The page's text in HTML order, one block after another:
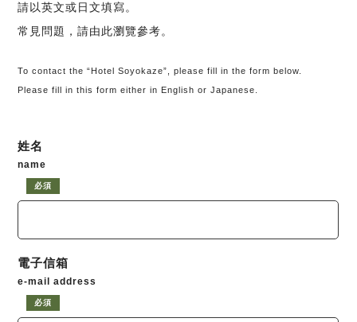
請以英文或日文填寫。
常見問題，請由此瀏覽參考。
To contact the “Hotel Soyokaze”, please fill in the form below.
Please fill in this form either in English or Japanese.
姓名
name
必須
電子信箱
e-mail address
必須